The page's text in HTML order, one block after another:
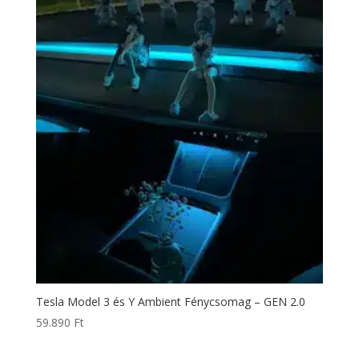
Tesla Model 3 és Y Ambient Fénycsomag – GEN 2.0
59.890 Ft